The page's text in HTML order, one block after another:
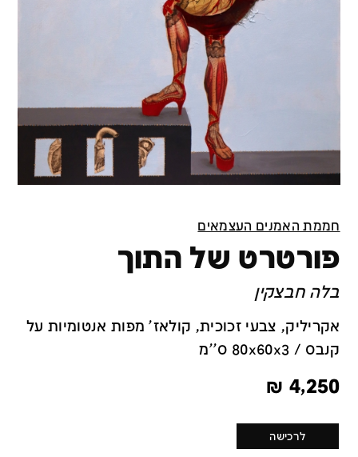
חממת האמנים העצמאים
פורטרט של התוך
בלה חבצקין
אקריליק, צבעי זכוכית, קולאז' מפות אנטומיות על
קנבס / 80x60x3 ס''מ
4,250
₪
לרכישה